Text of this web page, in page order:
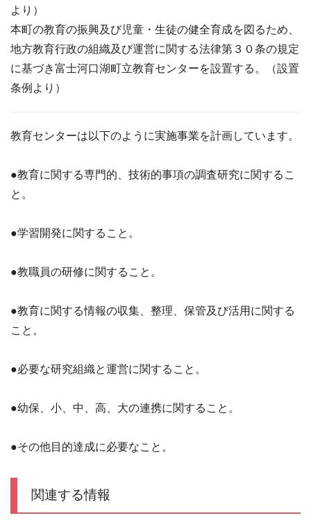
より）
本町の教育の振興及び児童・生徒の健全育成を図るため、
地方教育行政の組織及び運営に関する法律第３０条の規定
に基づき富士河口湖町立教育センターを設置する。（設置
条例より）
教育センターは以下のように実施事業を計画しています。
●教育に関する専門的、技術的事項の調査研究に関するこ
と。
●学習開発に関すること。
●教職員の研修に関すること。
●教育に関する情報の収集、整理、保管及び活用に関する
こと。
●必要な研究組織と運営に関すること。
●幼保、小、中、高、大の連携に関すること。
●その他目的達成に必要なこと。
関連する情報